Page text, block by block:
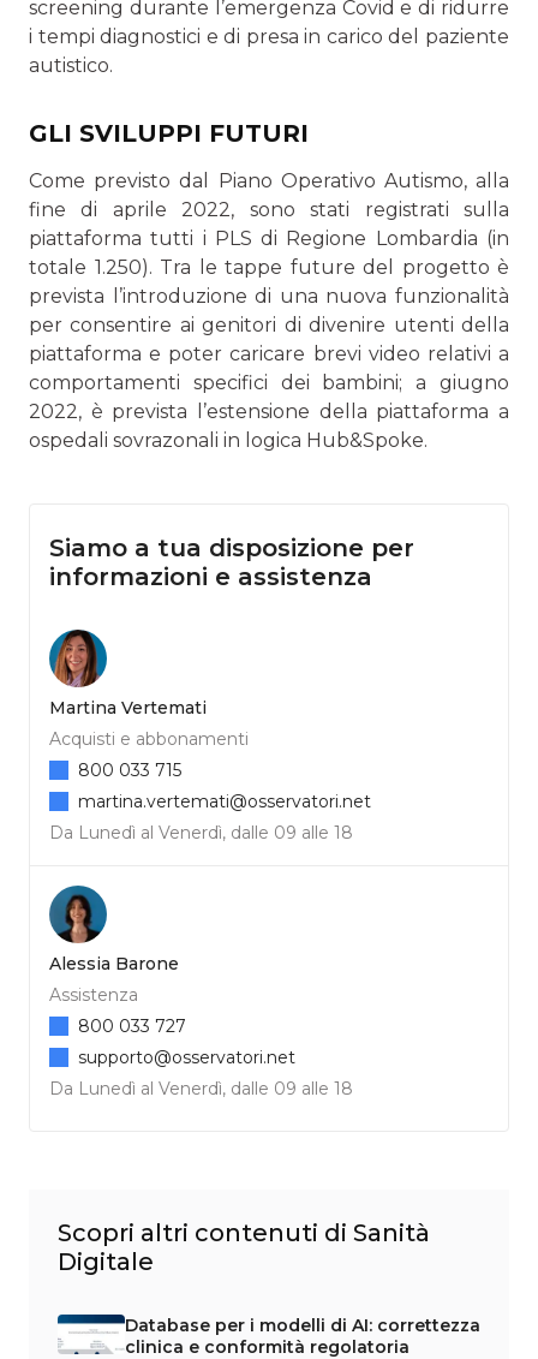
screening durante l’emergenza Covid e di ridurre
i tempi diagnostici e di presa in carico del paziente
autistico.
GLI SVILUPPI FUTURI
Come previsto dal Piano Operativo Autismo, alla
fine di aprile 2022, sono stati registrati sulla
piattaforma tutti i PLS di Regione Lombardia (in
totale 1.250). Tra le tappe future del progetto è
prevista l’introduzione di una nuova funzionalità
per consentire ai genitori di divenire utenti della
piattaforma e poter caricare brevi video relativi a
comportamenti specifici dei bambini; a giugno
2022, è prevista l’estensione della piattaforma a
ospedali sovrazonali in logica Hub&Spoke.
Siamo a tua disposizione per
informazioni e assistenza
Martina Vertemati
Acquisti e abbonamenti
Da Lunedì al Venerdì, dalle 09 alle 18
800 033 715
martina.vertemati@osservatori.net
Alessia Barone
Assistenza
Da Lunedì al Venerdì, dalle 09 alle 18
800 033 727
supporto@osservatori.net
Scopri altri contenuti di Sanità
Digitale
Database per i modelli di AI: correttezza
clinica e conformità regolatoria